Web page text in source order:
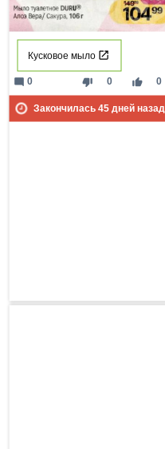
Кусковое мыло
thumb_down 0 thumb_up 0
mode_comment 0
Закончилась 45дней назад